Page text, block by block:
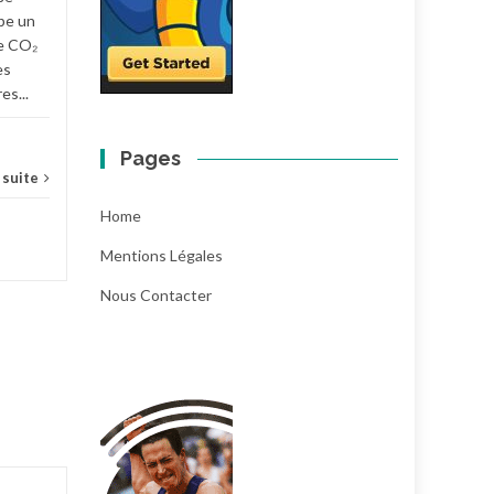
un
CO₂
suite
Pages
Home
Mentions Légales
Nous Contacter